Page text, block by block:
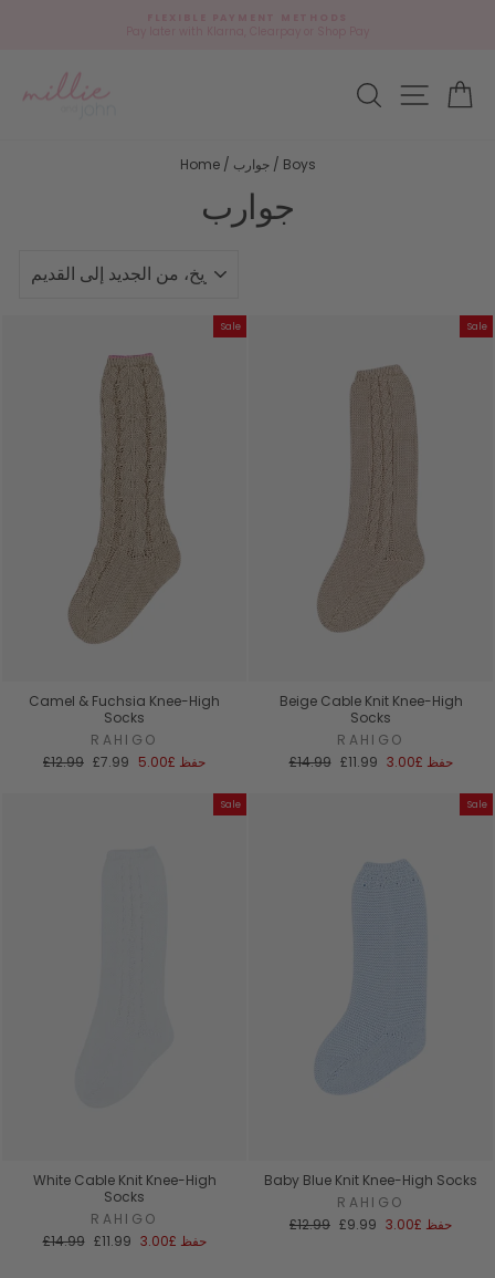
Search Site
Home / جوارب / Boys
جوارب
Sale
Camel & Fuchsia Knee-High
Socks
RAHIGO
السعر
£12.99 سعر
£7.99 حفظ £5.00
Sale
Beige Cable Knit Knee-High
Socks
RAHIGO
السعر
£14.99 سعر
£11.99 حفظ £3.00
Sale
White Cable Knit Knee-High
Socks
RAHIGO
السعر
£14.99 سعر
£11.99 حفظ £3.00
Sale
Baby Blue Knit Knee-High Socks
RAHIGO
السعر
£12.99 سعر
£9.99 حفظ £3.00